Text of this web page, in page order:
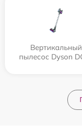
Вертикальный
пылесос Dyson